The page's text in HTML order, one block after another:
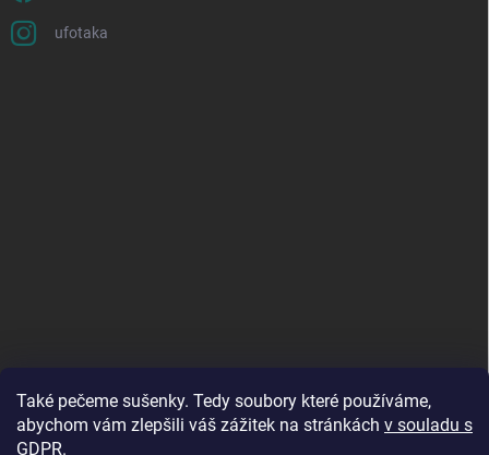
Také pečeme sušenky. Tedy soubory které používáme,
abychom vám zlepšili váš zážitek na stránkách v souladu s
GDPR.
ufotaka